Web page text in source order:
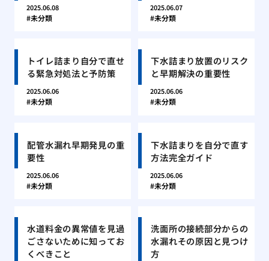
2025.06.08
未分類
2025.06.07
未分類
トイレ詰まり自分で直せ
る緊急対処法と予防策
2025.06.06
未分類
下水詰まり放置のリスク
と早期解決の重要性
2025.06.06
未分類
配管水漏れ早期発見の重
要性
2025.06.06
未分類
下水詰まりを自分で直す
方法完全ガイド
2025.06.06
未分類
水道料金の異常値を見過
ごさないために知ってお
くべきこと
洗面所の接続部分からの
水漏れその原因と見つけ
方